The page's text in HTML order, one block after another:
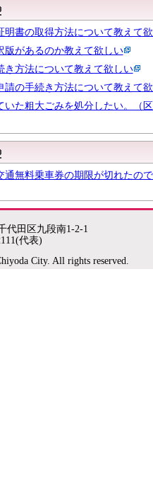
明書の取得方法について教えて
版があるのか教えて欲しい
き方法について教えて欲しい
請の手続き方法について教えて
いた粗大ごみを処分したい。（
通無料乗車券の期限が切れたの
代田区九段南1-2-1
代表)
City. All rights reserved.